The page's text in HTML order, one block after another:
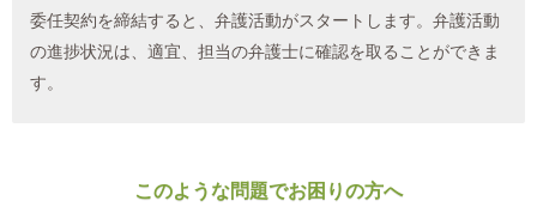
委任契約を締結すると、弁護活動がスタートします。弁護活動
の進捗状況は、適宜、担当の弁護士に確認を取ることができま
す。
このような問題でお困りの方へ